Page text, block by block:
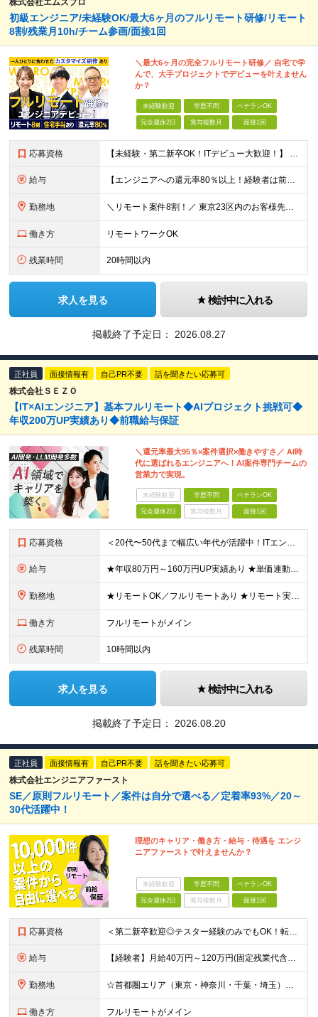
株式会社エムズプロ
初級エンジニア/未経験OK/最大6ヶ月のフルリモート研修/リモート
8割/残業月10h/チーム参画/面接1回
＼最大6ヶ月の完全フルリモート研修／ 自宅で学
んで、大手プロジェクトでデビューを叶えません
か？
未経験歓迎 学歴不問 ベテランOK
完全週休2日 賞与複数月 面接1回
応募資格 【未経験・第二新卒OK！ITデビュー大歓迎！】 ●学歴不問 ＼こんな方をお待ちしております！／ ★手に職をつけて、将来の不安をなくしたい方 ★学校のように学べる研修を受けたい方 ★お節介なくらい温か
給与 【エンジニアへの還元率80％以上！経験者は前職給与105～140％保証】 ■賞与年2回＋業績賞与 ■年収960万円以上も可能！ ■みなし残業代なし◎残業代は別途全額支給 月給25万円以上＋賞与年2回
勤務地 ＼リモート案件8割！／ 東京23区内のお客様先にて勤務していただきます。 本社所在地：神奈川県横浜市瀬谷区本郷3-1-17 第2斉藤ビル2F (変更の範囲)上記を除く当社関連勤務地
働き方 リモートワークOK
残業時間 20時間以内
求人を見る 検討中に入れる
掲載終了予定日： 2026.08.27
正社員 面接情報有 自己PR不要 話を聞きたい応募可
株式会社ＳＥＺＯ
【IT×AIエンジニア】基本フルリモート◆AIプロジェクト挑戦可◆
年収200万UP実績あり◆前職給与保証
＼還元率最大95％×案件選択×働きやすさ／ AI時
代に選ばれるエンジニアへ！AI案件専門チームの
営業力で実現。
未経験歓迎 学歴不問 ベテランOK
完全週休2日 賞与複数月 面接1回
応募資格 ＜20代〜50代まで幅広い年代が活躍中！ITエンジニアとしての実務経験が1年以上ある方を募集！＞ ◆何らかの開発経験1年以上をお持ちの方（言語不問） ◆既卒・ブランクもOK ◆学歴不問 ◆転職回数は一
給与 ★年収80万円～160万円UP実績あり ★単価連動型×高還元率で年収UP ▼月給40万円～125万円＋各種手当 ┗想定年収：400万円～1500万円 ※固定残業代（30時間分／7万6000円～）を含
勤務地 ★リモートOK／フルリモートあり ★リモート実施率90%以上 ★一都三県のプロジェクト先 ★転居を伴う転勤なし ＜理想の働き方を実現できます！＞ ・フルリモート ・リモートと出社のハイブリッド ・フ
働き方 フルリモートがメイン
残業時間 10時間以内
求人を見る 検討中に入れる
掲載終了予定日： 2026.08.20
正社員 面接情報有 自己PR不要 話を聞きたい応募可
株式会社エンジニアファースト
SE／原則フルリモート／案件は自分で選べる／定着率93%／20～
30代活躍中！
理想のキャリア・働き方・給与・待遇を エンジ
ニアファーストで叶えませんか？
未経験歓迎 学歴不問 ベテランOK
完全週休2日 賞与複数月 面接1回
応募資格 ＜第二新卒歓迎◎テスター経験のみでもOK！転職回数不問＞ ■学歴不問 ■ブランクOK ■エンジニアとしての実務経験が1年以上ある方 └開発、インフラ、工程、言語は一切不問！ ※未経験も若干名募集して
給与 【経験者】月給40万円～120万円(固定残業代含む)+各種手当 ★前職給与の総収入額を100％保証｜還元率84％〜100％ ★20代の平均年収570万円 ※月給には、みなし残業手当(月30時間／5万
勤務地 ☆首都圏エリア（東京・神奈川・千葉・埼玉）・名古屋・大阪・福岡を中心とした全国各地のプロジェクト先に参画いただきます。 ※希望をヒアリングした上で決定します ☆全国各地からフルリモートOK 【本社】
働き方 フルリモートがメイン